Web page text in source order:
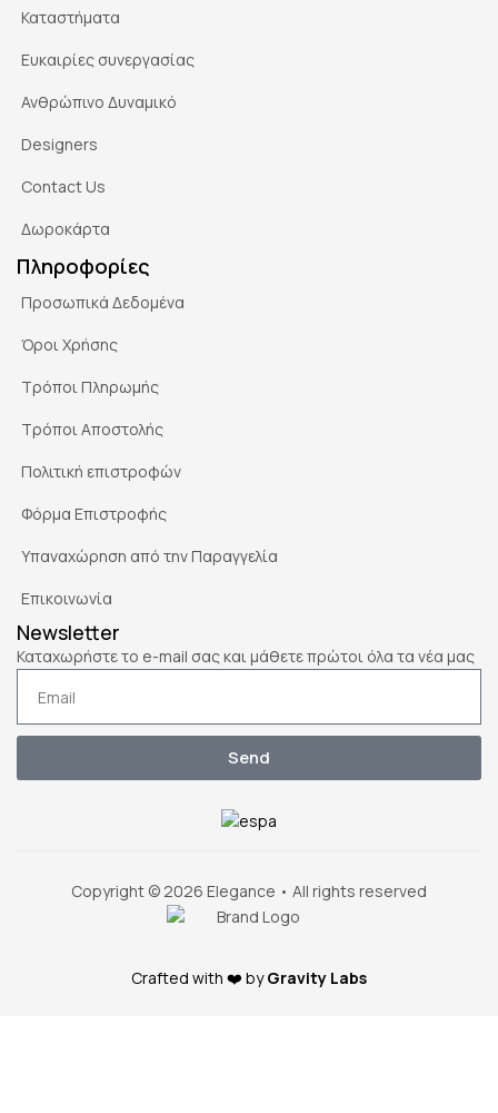
Καταστήματα
Ευκαιρίες συνεργασίας
Ανθρώπινο Δυναμικό
Designers
Contact Us
Δωροκάρτα
Πληροφορίες
Προσωπικά Δεδομένα
Όροι Χρήσης
Τρόποι Πληρωμής
Τρόποι Αποστολής
Πολιτική επιστροφών
Φόρμα Επιστροφής
Υπαναχώρηση από την Παραγγελία
Επικοινωνία
Newsletter
Καταχωρήστε το e-mail σας και μάθετε πρώτοι όλα τα νέα μας
Send
Copyright © 2026 Elegance • All rights reserved
Crafted with ❤️ byGravity Labs